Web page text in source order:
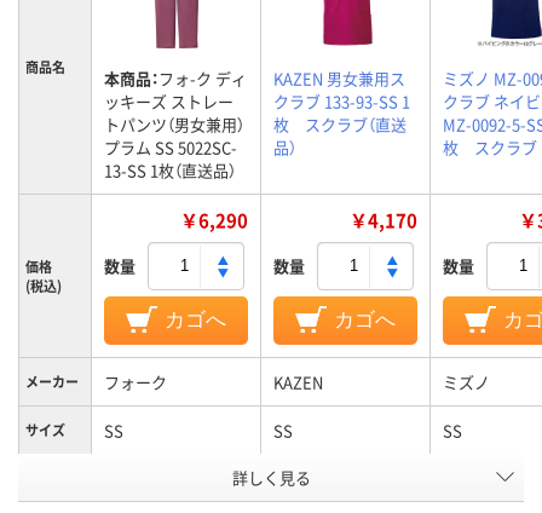
商品名 本商品：フォ-ク ディ
ッキーズ ストレー
トパンツ（男女兼用）
プラム SS 5022SC-
13-SS 1枚（直送品）
KAZEN 男女兼用ス
クラブ 133-93-SS 1
枚 スクラブ（直送
品）
ミズノ MZ-
クラブ ネイ
MZ-0092-5-
枚 スクラブ
価格
(税込)
￥6,290
数量
カゴへ
￥4,170
数量
カゴへ
数量
カ
メーカー フォーク KAZEN ミズノ
サイズ SS SS SS
詳しく見る